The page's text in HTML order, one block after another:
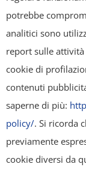
grafica ed il
Sicilia" e
pubblicarli,
parte. Tutti i
per il download,
Possono essere
forma (testi,
"Distretto
potrebbe
analitici sono
report sulle
cookie di
contenuti
saperne di più:
policy/. Si ricorda
previamente
cookie diversi da